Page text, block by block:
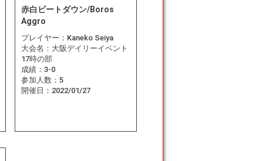
赤白ビートダウン/Boros
Aggro
プレイヤー： Kaneko Seiya
大会名： 大阪デイリーイベント
17時の部
成績： 3-0
参加人数： 5
開催日： 2022/01/27